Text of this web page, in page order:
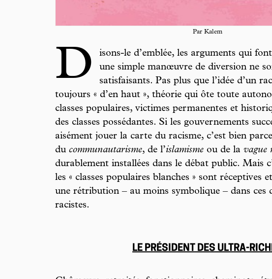
Par Kalem
D
isons-le d’emblée, les arguments qui
une simple manœuvre de diversion ne
satisfaisants. Pas plus que l’idée d’un
toujours « d’en haut », théorie qui ôte toute
classes populaires, victimes permanentes et
des classes possédantes. Si les gouvernements
aisément jouer la carte du racisme, c’est bien
du communautarisme, de l’islamisme ou de la vague
durablement installées dans le débat public. Mais
les « classes populaires blanches » sont réceptives
une rétribution – au moins symbolique – dans ces
racistes.
LE PRÉSIDENT DES ULTRA-